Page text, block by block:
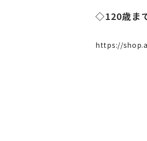
◇120歳ま
https://